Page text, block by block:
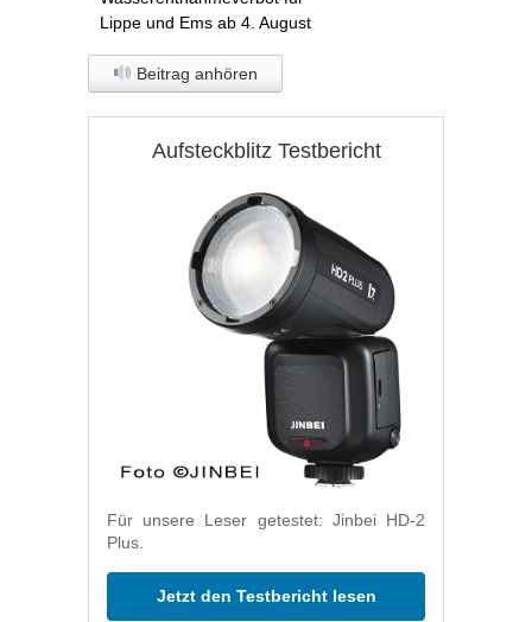
Lippe und Ems ab 4. August
Beitrag anhören
Aufsteckblitz Testbericht
Für unsere Leser getestet: Jinbei HD-2
Plus.
Jetzt den Testbericht lesen